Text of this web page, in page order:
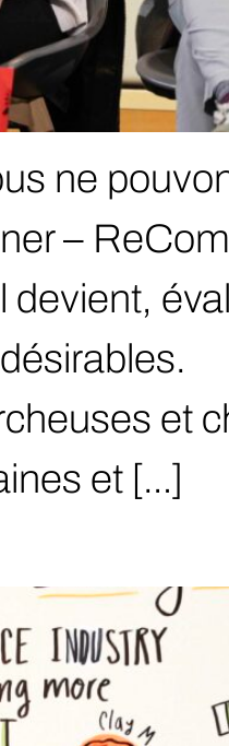
ne
–
devient,
et
et […]